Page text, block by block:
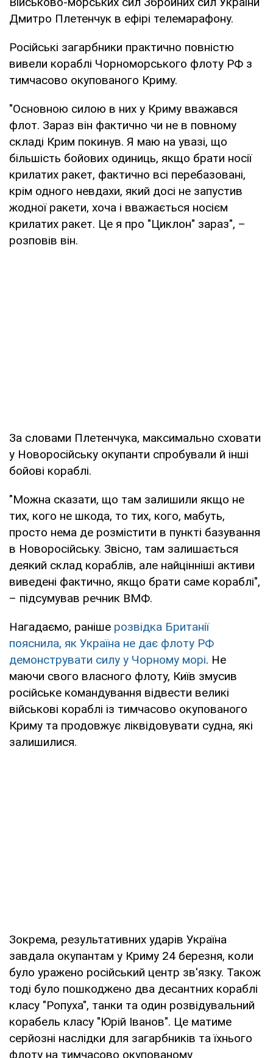
Дмитро Плетенчук в ефірі телемарафону.
Російські загарбники практично повністю
вивели кораблі Чорноморського флоту РФ з
тимчасово окупованого Криму.
"Основною силою в них у Криму вважався
флот. Зараз він фактично чи не в повному
складі Крим покинув. Я маю на увазі, що
більшість бойових одиниць, якщо брати носії
крилатих ракет, фактично всі перебазовані,
крім одного невдахи, який досі не запустив
жодної ракети, хоча і вважається носієм
крилатих ракет. Це я про "Циклон" зараз", –
розповів він.
За словами Плетенчука, максимально сховати
у Новоросійську окупанти спробували й інші
бойові кораблі.
"Можна сказати, що там залишили якщо не
тих, кого не шкода, то тих, кого, мабуть,
просто нема де розмістити в пункті базування
в Новоросійську. Звісно, там залишається
деякий склад кораблів, але найцінніші активи
виведені фактично, якщо брати саме кораблі",
– підсумував речник ВМФ.
Нагадаємо, раніше розвідка Британії
пояснила, як Україна не дає флоту РФ
демонструвати силу у Чорному морі. Не
маючи свого власного флоту, Київ змусив
російське командування відвести великі
військові кораблі із тимчасово окупованого
Криму та продовжує ліквідовувати судна, які
залишилися.
Зокрема, результативних ударів Україна
завдала окупантам у Криму 24 березня, коли
було уражено російський центр зв'язку. Також
тоді було пошкоджено два десантних кораблі
класу "Ропуха", танки та один розвідувальний
корабель класу "Юрій Іванов". Це матиме
серйозні наслідки для загарбників та їхнього
флоту на тимчасово окупованому